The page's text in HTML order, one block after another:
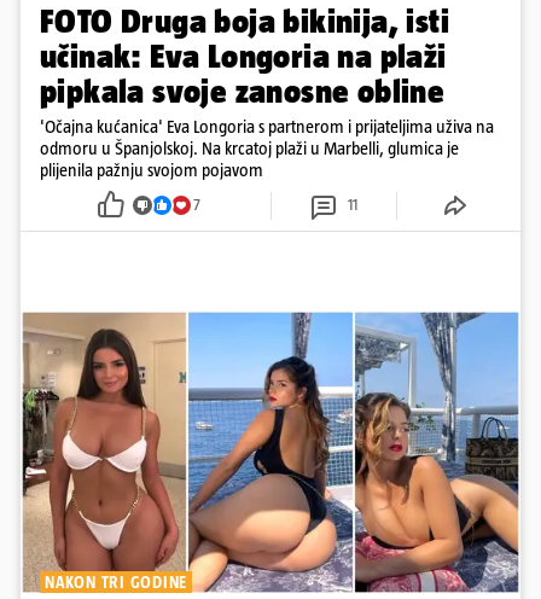
FOTO Druga boja bikinija, isti
učinak: Eva Longoria na plaži
pipkala svoje zanosne obline
'Očajna kućanica' Eva Longoria s partnerom i prijateljima uživa na
odmoru u Španjolskoj. Na krcatoj plaži u Marbelli, glumica je
plijenila pažnju svojom pojavom
7 11
NAKON TRI GODINE